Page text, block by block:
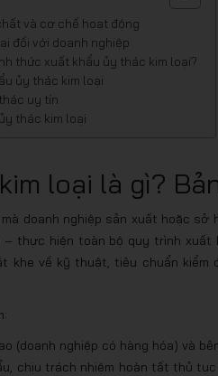
và cơ chế hoạt động
đối với doanh nghiệp
thức xuất khẩu ủy thác kim loại?
ủy thác kim loại
uy tín
thác kim loại
loại là gì?
doanh nghiệp sản xuất hoặc
thực hiện toàn bộ quy trình
khe về kỹ thuật, tiêu chuẩn
(doanh nghiệp có hàng hóa) và
chịu trách nhiệm hoàn tất thủ